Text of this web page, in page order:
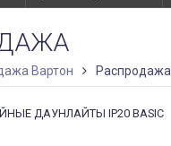
Вартон Распродажа
ДАУНЛАЙТЫ IP20 BASIC